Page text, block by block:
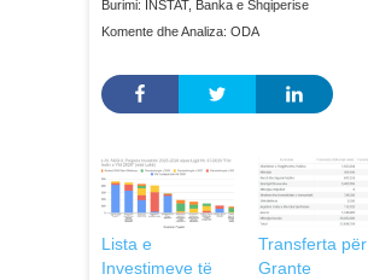
Burimi: INSTAT, Banka e Shqiperise
Komente dhe Analiza: ODA
Lista e
Investimeve të
Transferta për
Grante